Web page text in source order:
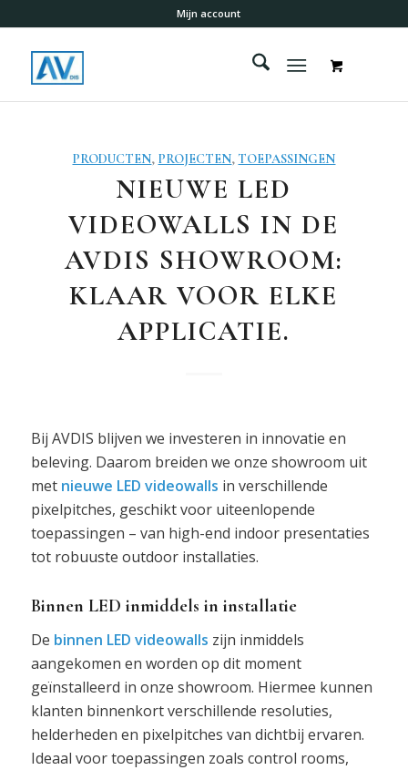
Mijn account
PRODUCTEN, PROJECTEN, TOEPASSINGEN
NIEUWE LED
VIDEOWALLS IN DE
AVDIS SHOWROOM:
KLAAR VOOR ELKE
APPLICATIE.
Bij AVDIS blijven we investeren in innovatie en
beleving. Daarom breiden we onze showroom uit
met nieuwe LED videowalls in verschillende
pixelpitches, geschikt voor uiteenlopende
toepassingen – van high-end indoor presentaties
tot robuuste outdoor installaties.
Binnen LED inmiddels in installatie
De binnen LED videowalls zijn inmiddels
aangekomen en worden op dit moment
geïnstalleerd in onze showroom. Hiermee kunnen
klanten binnenkort verschillende resoluties,
helderheden en pixelpitches van dichtbij ervaren.
Ideaal voor toepassingen zoals control rooms,